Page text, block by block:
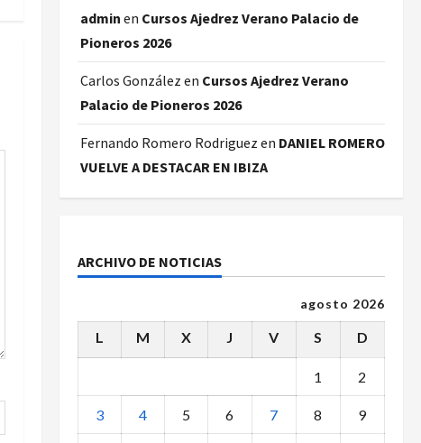
admin en Cursos Ajedrez Verano Palacio de
Pioneros 2026
Carlos González en Cursos Ajedrez Verano
Palacio de Pioneros 2026
Fernando Romero Rodriguez en DANIEL ROMERO
VUELVE A DESTACAR EN IBIZA
ARCHIVO DE NOTICIAS
agosto 2026
L M X J V S D
1 2
3 4 5 6 7 8 9